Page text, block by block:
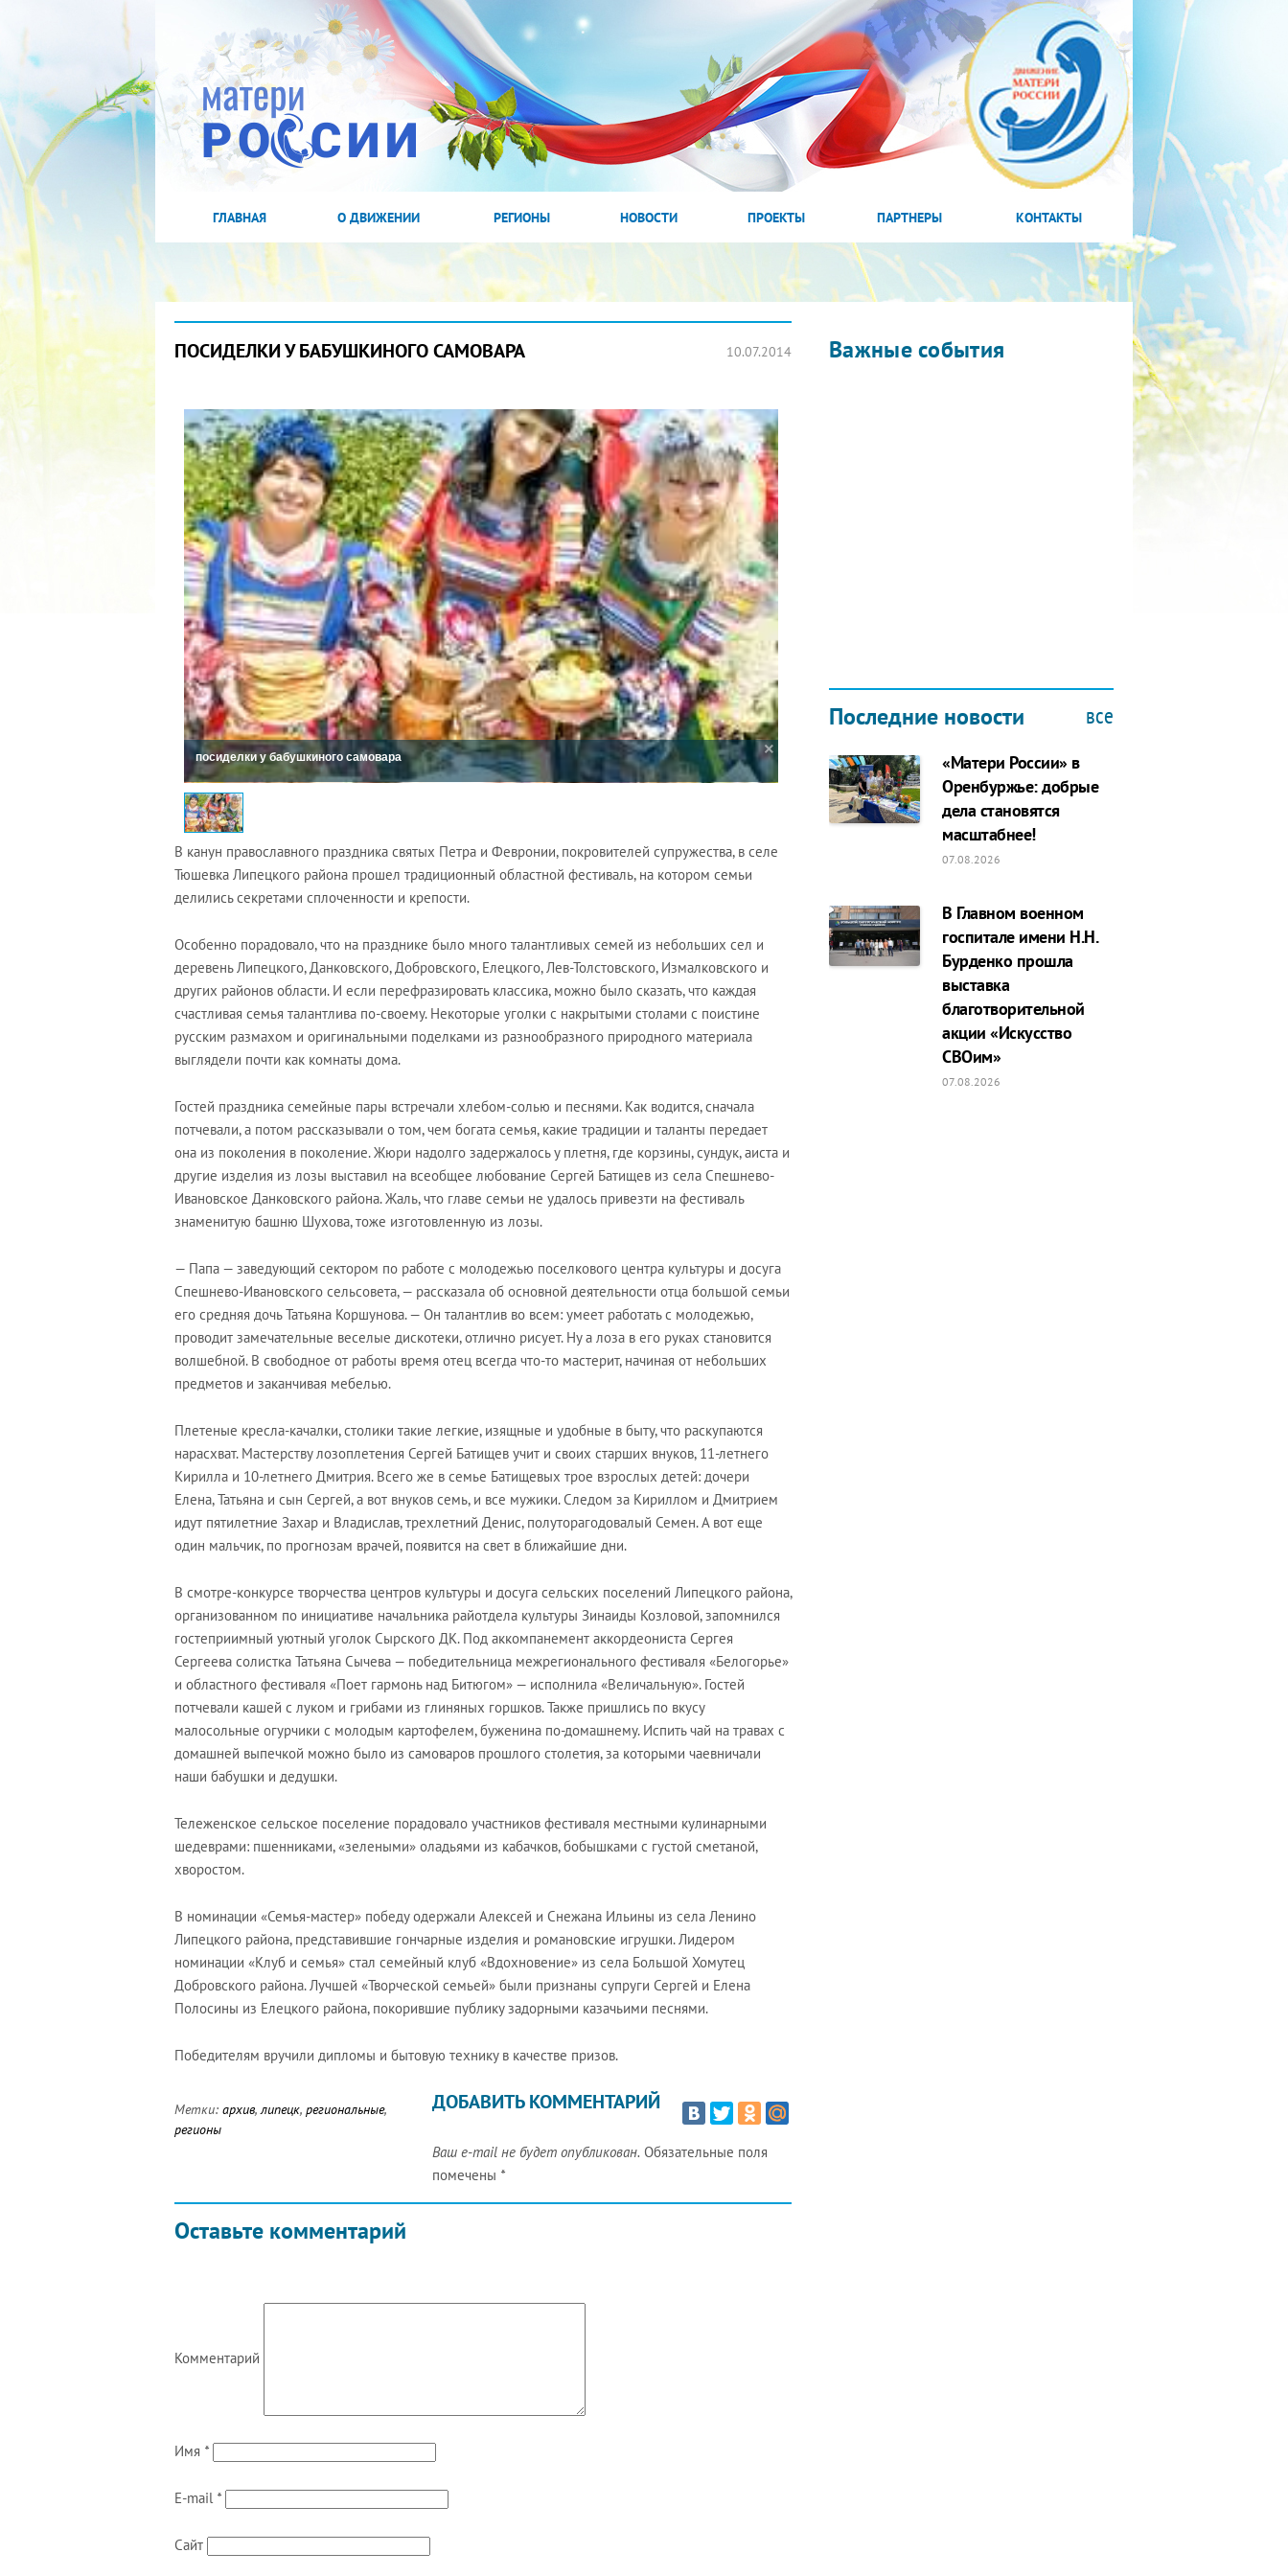
ГЛАВНАЯ О ДВИЖЕНИИ РЕГИОНЫ НОВОСТИ ПРОЕКТЫ ПАРТНЕРЫ КОНТАКТЫ
ПОСИДЕЛКИ У БАБУШКИНОГО САМОВАРА 10.07.2014
посиделки у бабушкиного самовара
В канун православного праздника святых Петра и Февронии, покровителей супружества, в селе
Тюшевка Липецкого района прошел традиционный областной фестиваль, на котором семьи
делились секретами сплоченности и крепости.
Особенно порадовало, что на празднике было много талантливых семей из небольших сел и
деревень Липецкого, Данковского, Добровского, Елецкого, Лев-Толстовского, Измалковского и
других районов области. И если перефразировать классика, можно было сказать, что каждая
счастливая семья талантлива по-своему. Некоторые уголки с накрытыми столами с поистине
русским размахом и оригинальными поделками из разнообразного природного материала
выглядели почти как комнаты дома.
Гостей праздника семейные пары встречали хлебом-солью и песнями. Как водится, сначала
потчевали, а потом рассказывали о том, чем богата семья, какие традиции и таланты передает
она из поколения в поколение. Жюри надолго задержалось у плетня, где корзины, сундук, аиста и
другие изделия из лозы выставил на всеобщее любование Сергей Батищев из села Спешнево-
Ивановское Данковского района. Жаль, что главе семьи не удалось привезти на фестиваль
знаменитую башню Шухова, тоже изготовленную из лозы.
— Папа — заведующий сектором по работе с молодежью поселкового центра культуры и досуга
Спешнево-Ивановского сельсовета, — рассказала об основной деятельности отца большой семьи
его средняя дочь Татьяна Коршунова. — Он талантлив во всем: умеет работать с молодежью,
проводит замечательные веселые дискотеки, отлично рисует. Ну а лоза в его руках становится
волшебной. В свободное от работы время отец всегда что-то мастерит, начиная от небольших
предметов и заканчивая мебелью.
Плетеные кресла-качалки, столики такие легкие, изящные и удобные в быту, что раскупаются
нарасхват. Мастерству лозоплетения Сергей Батищев учит и своих старших внуков, 11-летнего
Кирилла и 10-летнего Дмитрия. Всего же в семье Батищевых трое взрослых детей: дочери
Елена, Татьяна и сын Сергей, а вот внуков семь, и все мужики. Следом за Кириллом и Дмитрием
идут пятилетние Захар и Владислав, трехлетний Денис, полуторагодовалый Семен. А вот еще
один мальчик, по прогнозам врачей, появится на свет в ближайшие дни.
В смотре-конкурсе творчества центров культуры и досуга сельских поселений Липецкого района,
организованном по инициативе начальника райотдела культуры Зинаиды Козловой, запомнился
гостеприимный уютный уголок Сырского ДК. Под аккомпанемент аккордеониста Сергея
Сергеева солистка Татьяна Сычева — победительница межрегионального фестиваля «Белогорье»
и областного фестиваля «Поет гармонь над Битюгом» — исполнила «Величальную». Гостей
потчевали кашей с луком и грибами из глиняных горшков. Также пришлись по вкусу
малосольные огурчики с молодым картофелем, буженина по-домашнему. Испить чай на травах с
домашней выпечкой можно было из самоваров прошлого столетия, за которыми чаевничали
наши бабушки и дедушки.
Тележенское сельское поселение порадовало участников фестиваля местными кулинарными
шедеврами: пшенниками, «зелеными» оладьями из кабачков, бобышками с густой сметаной,
хворостом.
В номинации «Семья-мастер» победу одержали Алексей и Снежана Ильины из села Ленино
Липецкого района, представившие гончарные изделия и романовские игрушки. Лидером
номинации «Клуб и семья» стал семейный клуб «Вдохновение» из села Большой Хомутец
Добровского района. Лучшей «Творческой семьей» были признаны супруги Сергей и Елена
Полосины из Елецкого района, покорившие публику задорными казачьими песнями.
Победителям вручили дипломы и бытовую технику в качестве призов.
Метки: архив,липецк, региональные,
регионы
Оставьте комментарий
ДОБАВИТЬ КОММЕНТАРИЙ
Ваш e-mail не будет опубликован. Обязательные поля
помечены *
Комментарий
Имя *
E-mail *
Сайт
Важные события
2022 ГОД ПРОВОЗГЛАШЕН ГОДОМ
МАТЕРИ В ЯКУТИИ
19.12.2021
Последние новости все
«Матери России» в
Оренбуржье: добрые
дела становятся
масштабнее!
07.08.2026
В Главном военном
госпитале имени Н.Н.
Бурденко прошла
выставка
благотворительной
акции «Искусство
СВОим»
07.08.2026